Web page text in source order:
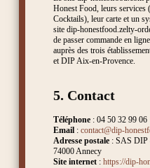
Honest Food, leurs
Cocktails), leur carte et un
site dip-honestfood.zelty-
de passer commande en
auprès des trois
et DIP Aix-en-Provence.
5. Contact
Téléphone: 04 50 32 99 06
Email: contact@dip-
Adresse postale: SAS DIP
74000 Annecy
Site internet: https://dip-